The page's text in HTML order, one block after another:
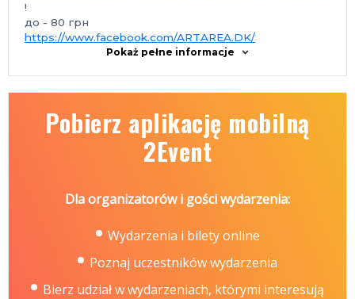
!
до - 80 грн
https://www.facebook.com/ARTAREA.DK/
Pokaż pełne informacje
Pobierz aplikację mobilną
2Event
Dla organizatorów i gości wydarzenia:
Wydarzenia i bilety online
Poznaj uczestników wydarzenia
Bierz udział w wydarzeniach, którymi interesują